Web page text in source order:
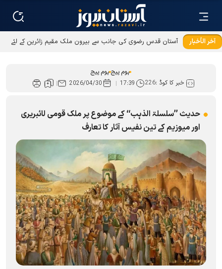
آخر الأخبار
آستان قدس رضوی کی جانب سے بیرون ملک مقیم زائرین کے لئے
ہوم پیج ہوم پیج
خبر کا کوڈ :226
17:39
2026/04/30
حدیث ’’سلسلۃ الذہب‘‘ کے موضوع پر ملک قومی لائبریری
اور میوزیم کے تین نفیس آثار کا تعارف